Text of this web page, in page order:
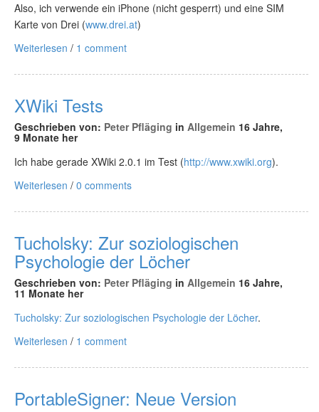
Also, ich verwende ein iPhone (nicht gesperrt) und eine SIM
Karte von Drei (www.drei.at)
Weiterlesen / 1 comment
XWiki Tests
Geschrieben von: Peter Pfläging in Allgemein 16 Jahre,
9 Monate her
Ich habe gerade XWiki 2.0.1 im Test (http://www.xwiki.org).
Weiterlesen / 0 comments
Tucholsky: Zur soziologischen
Psychologie der Löcher
Geschrieben von: Peter Pfläging in Allgemein 16 Jahre,
11 Monate her
Tucholsky: Zur soziologischen Psychologie der Löcher.
Weiterlesen / 1 comment
PortableSigner: Neue Version